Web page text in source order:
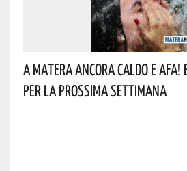
A Matera Ancora Caldo E Afa!
Per La Prossima Settimana